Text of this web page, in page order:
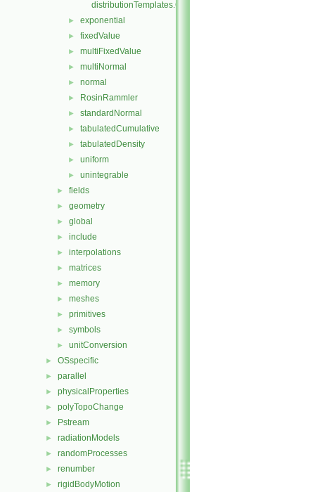
distributionTemplates.C
► exponential
► fixedValue
► multiFixedValue
► multiNormal
► normal
► RosinRammler
► standardNormal
► tabulatedCumulative
► tabulatedDensity
► uniform
► unintegrable
► fields
► geometry
► global
► include
► interpolations
► matrices
► memory
► meshes
► primitives
► symbols
► unitConversion
► OSspecific
► parallel
► physicalProperties
► polyTopoChange
► Pstream
► radiationModels
► randomProcesses
► renumber
► rigidBodyMotion